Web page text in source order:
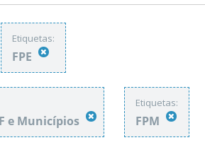
Etiquetas:
FPE
e Municípios
Etiquetas:
FPM